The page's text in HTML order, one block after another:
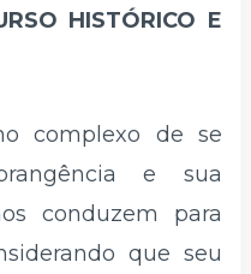
HISTÓRICO E
complexo de se
e sua
conduzem para
que seu